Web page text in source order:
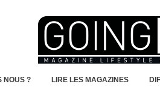
NOUS ? LIRE LES MAGAZINES